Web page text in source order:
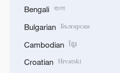
Bengali বাংলা
Bulgarian Български
Cambodian ខ្មែរ
Croatian Hrvatski